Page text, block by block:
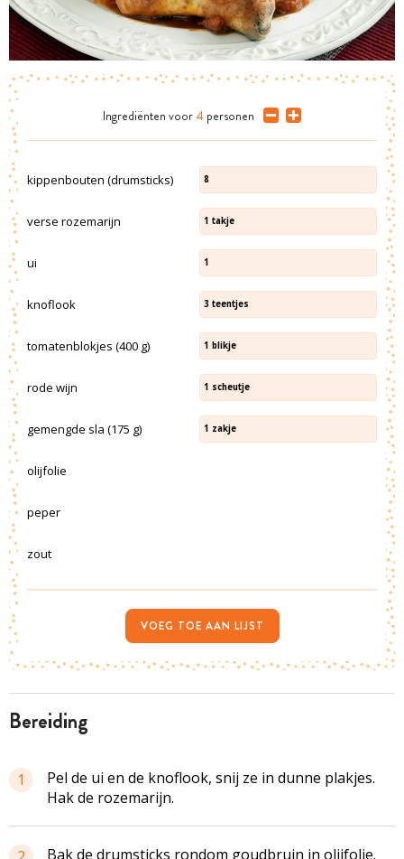
bereiding
1
Pel de ui en de knoflook, snij ze in dunne plakjes.
Hak de rozemarijn.
Bak de drumsticks rondom goudbruin in olijfolie.
Ingrediënten voor 4 personen
kippenbouten (drumsticks) 8
verse rozemarijn 1 takje
ui 1
knoflook 3 teentjes
tomatenblokjes (400 g) 1 blikje
rode wijn 1 scheutje
gemengde sla (175 g) 1 zakje
olijfolie
peper
zout
VOEG TOE AAN LIJST